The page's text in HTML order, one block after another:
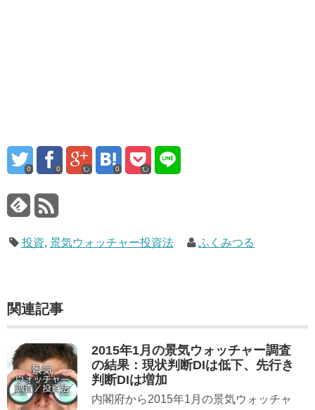
0 0 0
投資, 景気ウォッチャー投資法 ふくみつる
関連記事
2015年1月の景気ウォッチャー調査
の結果：現状判断DIは低下、先行き
判断DIは増加
内閣府から2015年1月の景気ウォッチャ